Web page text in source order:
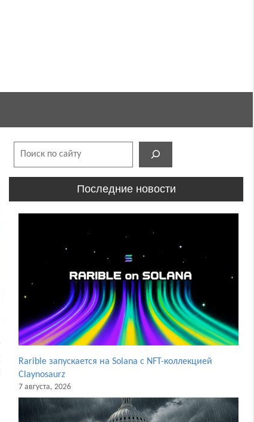
Последние новости
Rarible запускается на Solana с NFT-коллекцией
Claynosaurz
7 августа, 2026